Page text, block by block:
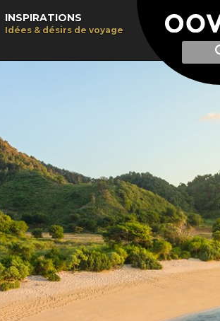
Afficher
recherche
Recherche
INSPIRATIONS
Idées & désirs de voyage